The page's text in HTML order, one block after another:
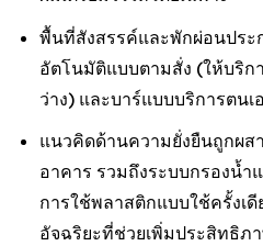
พื้นที่สังสรรค์และพักผ่อนประ
อัตโนมัติแบบตามสั่ง (ให้บริ
ว่าง) และบาร์แบบบริการตนเ
แนวคิดด้านความยั่งยืนถูกผส
อาคาร รวมถึงระบบกรองน้
การใช้พลาสติกแบบใช้ครั้งเดี
อัจฉริยะที่ช่วยเพิ่มประสิทธิภ